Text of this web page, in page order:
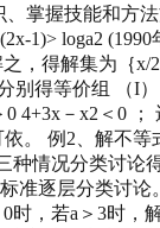
掌握技能和方
1)> loga2
，得解集为｛
别得等价组 （
－x2＜0 ；
。 例2、解不
种情况分类讨
逐层分类讨论
，若a＞3时，